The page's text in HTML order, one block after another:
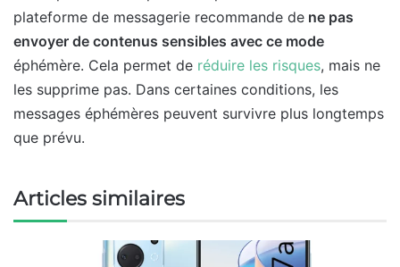
plateforme de messagerie recommande de ne pas
envoyer de contenus sensibles avec ce mode
éphémère. Cela permet de réduire les risques, mais ne
les supprime pas. Dans certaines conditions, les
messages éphémères peuvent survivre plus longtemps
que prévu.
Articles similaires